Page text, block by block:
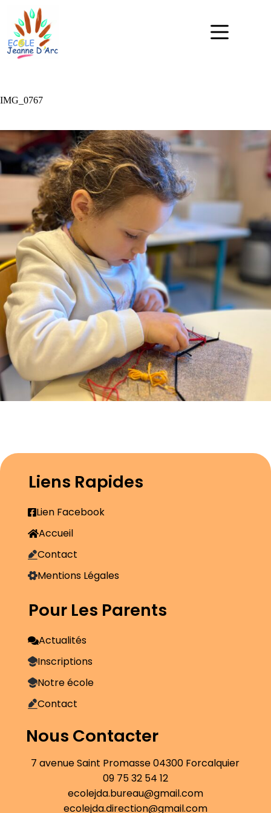
IMG_0767
Liens Rapides
Lien Facebook
Accueil
Contact
Mentions Légales
Pour Les Parents
Actualités
Inscriptions
Notre école
Contact
Nous Contacter
7 avenue Saint Promasse 04300 Forcalquier
09 75 32 54 12
ecolejda.bureau@gmail.com
ecolejda.direction@gmail.com